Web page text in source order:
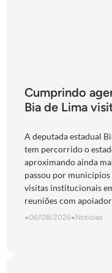
Cumprindo
Bia de Lima
A deputada estadual
tem percorrido o
aproximando ainda
passou por municípios
visitas institucionais
reuniões com
•06/08/2026•Notícias